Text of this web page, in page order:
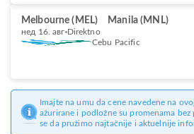
Melbourne (MEL) Manila (MNL)
нед 16. авг Direktno
Cebu Pacific
Imajte na umu da cene navedene na
ažurirane i podložne su promenama
se da pružimo najtačnije i aktuelnije